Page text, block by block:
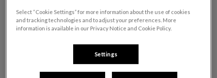
Samedi
(fermé)
Dimanche
(fermé)
Select “Cookie Settings” for more information about the use of cookies
and tracking technologies and to adjust your preferences. More
information is available in our Privacy Notice and Cookie Policy.
Settings